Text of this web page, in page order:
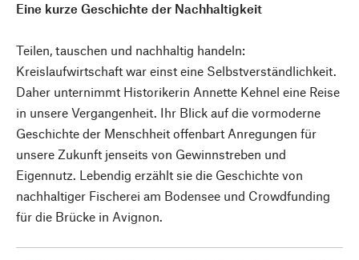
Eine kurze Geschichte der Nachhaltigkeit
Teilen, tauschen und nachhaltig handeln:
Kreislaufwirtschaft war einst eine Selbstverständlichkeit.
Daher unternimmt Historikerin Annette Kehnel eine Reise
in unsere Vergangenheit. Ihr Blick auf die vormoderne
Geschichte der Menschheit offenbart Anregungen für
unsere Zukunft jenseits von Gewinnstreben und
Eigennutz. Lebendig erzählt sie die Geschichte von
nachhaltiger Fischerei am Bodensee und Crowdfunding
für die Brücke in Avignon.